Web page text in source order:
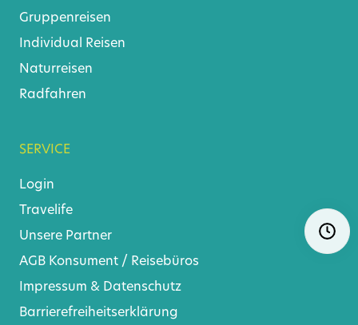
Gruppenreisen
Individual Reisen
Naturreisen
Radfahren
SERVICE
Login
Travelife
Unsere Partner
AGB Konsument / Reisebüros
Impressum & Datenschutz
Barrierefreiheitserklärung